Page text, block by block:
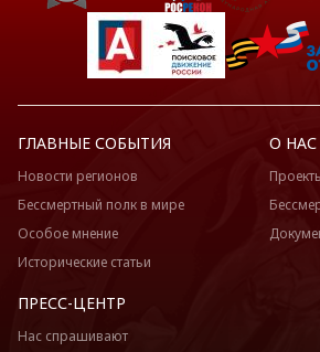
ГЛАВНЫЕ СОБЫТИЯ
Новости регионов
Бессмертный полк в мире
Особое мнение
Исторические статьи
О НАС
ПРЕСС-ЦЕНТР
Нас спрашивают